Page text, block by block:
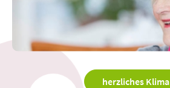
herzliches Klima